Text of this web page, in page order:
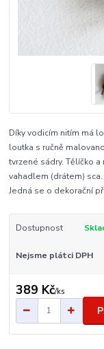
Díky vodicím nitím má
loutka s ručně
tvrzené sádry. Tělíčko
vahadlem (drátem)
Jedná se o dekorační
Dostupnost
Nejsme plátci DPH
389 Kč/ks